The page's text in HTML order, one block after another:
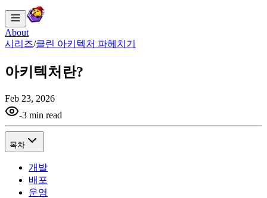
About
시리즈/클린 아키텍처 파헤치기
아키텍처란?
Feb 23, 2026
-3 min read
목차
개발
배포
운영